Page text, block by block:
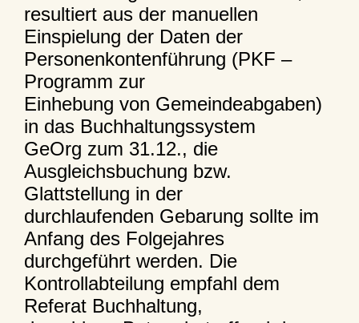
resultiert aus der manuellen
Einspielung der Daten der
Personenkontenführung (PKF –
Programm zur
Einhebung von Gemeindeabgaben)
in das Buchhaltungssystem
GeOrg zum 31.12., die
Ausgleichsbuchung bzw.
Glattstellung in der
durchlaufenden Gebarung sollte im
Anfang des Folgejahres
durchgeführt werden. Die
Kontrollabteilung empfahl dem
Referat Buchhaltung,